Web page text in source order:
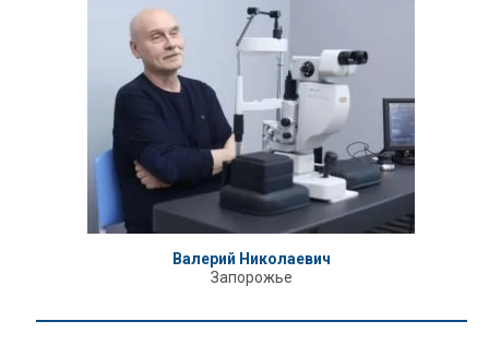
Валерий Николаевич
Запорожье